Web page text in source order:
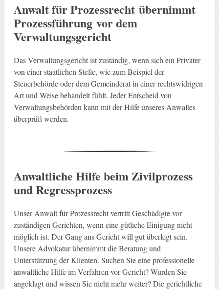
Anwalt für Prozessrechtübernimmt
Prozessführungvor dem
Verwaltungsgericht
Das Verwaltungsgericht ist zuständig, wenn sich ein Privater
von einer staatlichen Stelle, wie zum Beispiel der
Steuerbehörde oder dem Gemeinderat in einer rechtswidrigen
Art und Weise behandelt fühlt. Jeder Entscheid von
Verwaltungsbehörden kann mit der Hilfe unseres Anwaltes
überprüft werden.
Anwaltliche Hilfe beim Zivilprozess
und Regressprozess
Unser Anwalt für Prozessrecht vertritt Geschädigte vor
zuständigen Gerichten, wenn eine gütliche Einigung nicht
möglich ist. Der Gang ans Gericht will gut überlegt sein.
Unsere Advokatur übernimmt die Beratung und
Unterstützung der Klienten. Suchen Sie eine professionelle
anwaltliche Hilfe im Verfahren vor Gericht? Wurden Sie
angeklagt und wissen Sie nicht mehr weiter? Die gerichtliche